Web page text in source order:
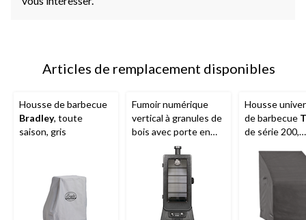
Articles de remplacement disponibles
Housse de barbecue
Bradley, toute
saison, gris
Fumoir numérique
vertical à granules de
bois avec porte en
verre Pit Boss de
série 3, 4 grilles
Housse
de barbecue
de série 200,
aux
aux rayons
noir